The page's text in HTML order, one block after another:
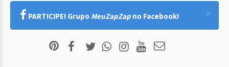
×
PARTICIPE! Grupo MeuZapZap no Facebook!